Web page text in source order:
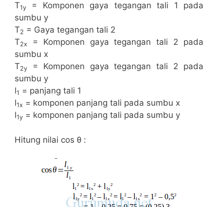
T1y
= Komponen gaya tegangan tali 1 pada
sumbu y
T2 = Gaya tegangan tali 2
T2x
= Komponen gaya tegangan tali 2 pada
sumbu x
T2y
= Komponen gaya tegangan tali 2 pada
sumbu y
l1 = panjang tali 1
l1x = komponen panjang tali pada sumbu x
l1y = komponen panjang tali pada sumbu y
Hitung nilai cos θ :